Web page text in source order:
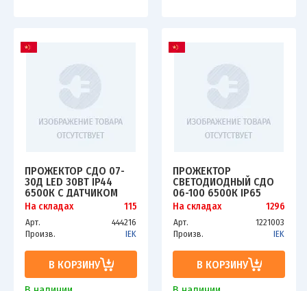
ПРОЖЕКТОР СДО 07-
30Д LED 30ВТ IP44
6500К С ДАТЧИКОМ
ДВИЖ. СЕР. ИЭК
LPDO702-30-K03
На складах 115
Арт.
444216
Произв.
IEK
В КОРЗИНУ
ПРОЖЕКТОР
СВЕТОДИОДНЫЙ СДО
06-100 6500К IP65
ЧЕРН. ИЭК LPDO601-
100-65-K02
На складах 1296
Арт.
1221003
Произв.
IEK
В КОРЗИНУ